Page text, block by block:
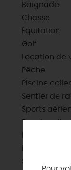
Baignade
Chasse
Équitation
Golf
Location de
Pêche
Piscine
Sentier de
Sports
Tennis
Itinéraire vélo
Plan d'eau
Sites de